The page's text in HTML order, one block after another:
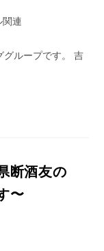
関連
グループです。 吉
断酒友の
〜